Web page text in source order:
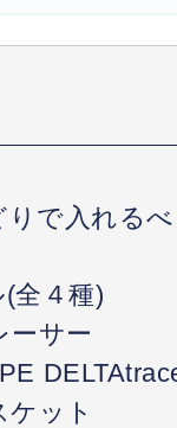
で入れる
全４種)
ーサー
ケット